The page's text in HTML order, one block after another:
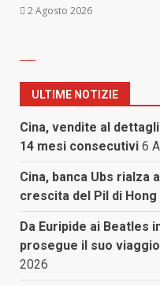
2 Agosto 2026
ULTIME NOTIZIE
Cina, vendite al
14 mesi consecutivi 6
Cina, banca Ubs rialza
crescita del Pil di Hong
Da Euripide ai Beatles
prosegue il suo
2026